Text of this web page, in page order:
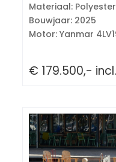
Materiaal: Polyester
Bouwjaar: 2025
Motor: Yanmar
€ 179.500,- incl.